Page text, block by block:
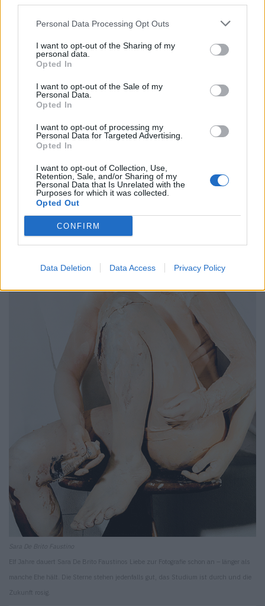
Personal Data Processing Opt Outs
I want to opt-out of the Sharing of my
personal data.
Opted In
I want to opt-out of the Sale of my
Personal Data.
Opted In
I want to opt-out of processing my
Personal Data for Targeted Advertising.
Opted In
I want to opt-out of Collection, Use,
Retention, Sale, and/or Sharing of my
Personal Data that Is Unrelated with the
Purposes for which it was collected.
Opted Out
CONFIRM
Data Deletion Data Access Privacy Policy
Alessio Ngu
Kompaktkamera begann, bildete den Startschuss für Alessio Ngus Fotografie-
Karriere. Heute sind seine Werke abstrakter, spannender und komplexer – aber
nicht weniger sehenswert.
Elf Jahre dauert Sara De Brito Faustinos Liebe zur Fotografie schon an – länger als
manche Ehe hält. Die Sterne stehen jedenfalls gut, das Studium ist durch und die
Zukunft rosig.